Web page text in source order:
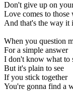
Don't give up on
Love comes to those
And that's the way it
When you question
For a simple answer
I don't know what to
But it's plain to see
If you stick together
You're gonna find a